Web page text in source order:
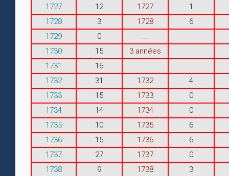
1727
12 1727
1
1728
3 1728
6
1729
0
1730
15
3 années
1731
16
1732
31 1732
4
1733
15 1733
0
1734
14 1734
0
1735
10 1735
6
1736
15 1736
6
1737
27 1737
0
1738
9 1738
3